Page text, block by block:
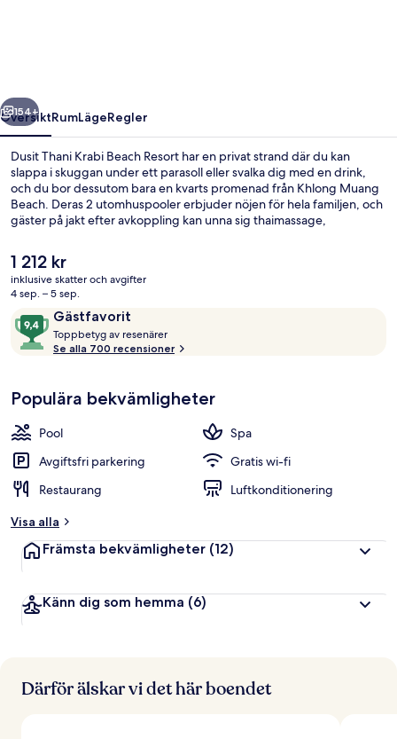
Nästa
154+
ÖversiktRumLägeRegler
Dusit Thani Krabi Beach Resort har en privat strand där du kan
slappa i skuggan under ett parasoll eller svalka dig med en drink,
och du bor dessutom bara en kvarts promenad från Khlong Muang
Beach. Deras 2 utomhuspooler erbjuder nöjen för hela familjen, och
gäster på jakt efter avkoppling kan unna sig thaimassage,
Mangosteen's Restaurant, en av 4 restauranger, specialiserar sig på
internationell gastronomi och serverar frukost, lunch och middag.
Denna resort i lyxstil erbjuder även gäster tillgång till 3
barer/lounger, en bar vid poolen och ett fitnesscenter. Andra
resenärer uppskattar den hjälpsamma personalen.
Det
nuvarande
priset
1 212 kr
1 212 kr
inklusive skatter och avgifter
4 sep. – 5 sep.
RecensionerGästfavorit
9,4
av
10,
Toppbetyg av resenärer
o
b
r
e
n
Se alla 700 recensioner
Populära bekvämligheter
Pool
Spa
Avgiftsfri parkering
Gratis wi-fi
Restaurang
Luftkonditionering
Visa alla
Främsta bekvämligheter (12)
Känn dig som hemma (6)
Därför älskar vi det här boendet